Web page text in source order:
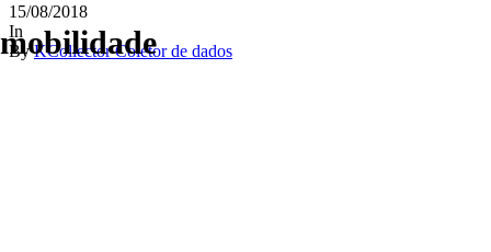
mobilidade
15/08/2018
In
ByKCollector Coletor de dados